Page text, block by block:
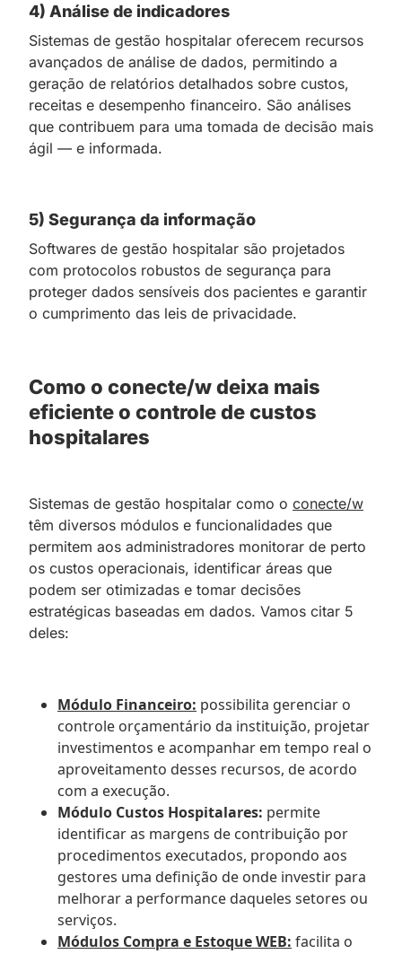
4) Análise de indicadores
Sistemas de gestão hospitalar oferecem recursos
avançados de análise de dados, permitindo a
geração de relatórios detalhados sobre custos,
receitas e desempenho financeiro. São análises
que contribuem para uma tomada de decisão mais
ágil — e informada.
5) Segurança da informação
Softwares de gestão hospitalar são projetados
com protocolos robustos de segurança para
proteger dados sensíveis dos pacientes e garantir
o cumprimento das leis de privacidade.
Como o conecte/w deixa mais
eficiente o controle de custos
hospitalares
Sistemas de gestão hospitalar como o conecte/w
têm diversos módulos e funcionalidades que
permitem aos administradores monitorar de perto
os custos operacionais, identificar áreas que
podem ser otimizadas e tomar decisões
estratégicas baseadas em dados. Vamos citar 5
deles:
Módulo Financeiro: possibilita gerenciar o
controle orçamentário da instituição, projetar
investimentos e acompanhar em tempo real o
aproveitamento desses recursos, de acordo
com a execução.
Módulo Custos Hospitalares: permite
identificar as margens de contribuição por
procedimentos executados, propondo aos
gestores uma definição de onde investir para
melhorar a performance daqueles setores ou
serviços.
Módulos Compra e Estoque WEB: facilita o